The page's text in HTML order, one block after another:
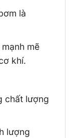
là
mẽ
khí.
chất lượng
lượng